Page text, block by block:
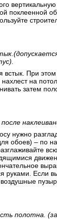
поклеенной
встык. При этом
на
затем
нужно
обоев) – по
руками. Если
полотна.